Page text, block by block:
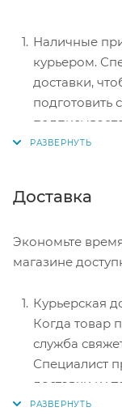
Наличные
курьером.
доставки,
подготовить
документы,
Здесь нужно
Электронные
PayPal,
совершения
на страницу
необходимо
Доставка
Экономьте
магазине
Курьерская
Когда товар
служба
Специалист
доставки и
на